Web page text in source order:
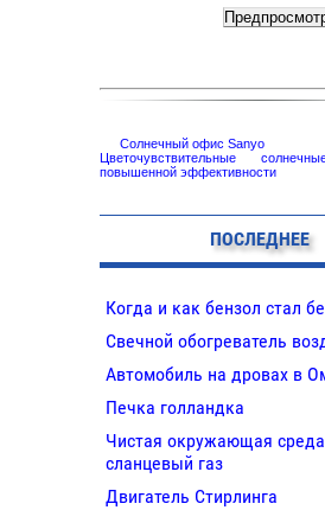
Солнечный офис Sanyo
Цветочувствительные
повышенной эффективности
ПОСЛЕДНЕЕ
Когда и как бензол стал
Свечной обогреватель
Автомобиль на дровах в
Печка голландка
Чистая окружающая
сланцевый газ
Двигатель Стирлинга